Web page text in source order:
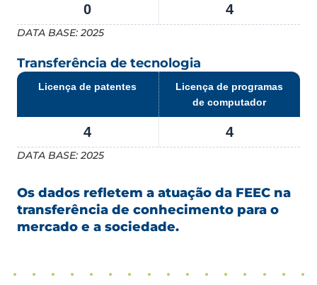
0 4
DATA BASE: 2025
Transferência de tecnologia
Licença de patentes
Licença de programas
de computador
4 4
DATA BASE: 2025
Os dados refletem a atuação da FEEC na
transferência de conhecimento para o
mercado e a sociedade.